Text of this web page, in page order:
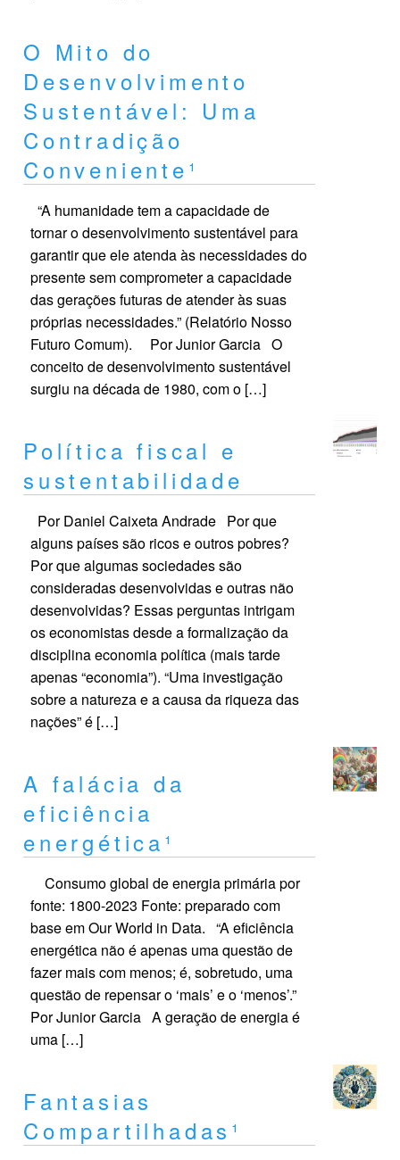
O Mito do
Desenvolvimento
Sustentável: Uma
Contradição
Conveniente¹
“A humanidade tem a capacidade de
tornar o desenvolvimento sustentável para
garantir que ele atenda às necessidades do
presente sem comprometer a capacidade
das gerações futuras de atender às suas
próprias necessidades.” (Relatório Nosso
Futuro Comum). Por Junior Garcia O
conceito de desenvolvimento sustentável
surgiu na década de 1980, com o […]
Política fiscal e
sustentabilidade
Por Daniel Caixeta Andrade Por que
alguns países são ricos e outros pobres?
Por que algumas sociedades são
consideradas desenvolvidas e outras não
desenvolvidas? Essas perguntas intrigam
os economistas desde a formalização da
disciplina economia política (mais tarde
apenas “economia”). “Uma investigação
sobre a natureza e a causa da riqueza das
nações” é […]
A falácia da
eficiência
energética¹
Consumo global de energia primária por
fonte: 1800-2023 Fonte: preparado com
base em Our World in Data. “A eficiência
energética não é apenas uma questão de
fazer mais com menos; é, sobretudo, uma
questão de repensar o ‘mais’ e o ‘menos’.”
Por Junior Garcia A geração de energia é
uma […]
Fantasias
Compartilhadas¹